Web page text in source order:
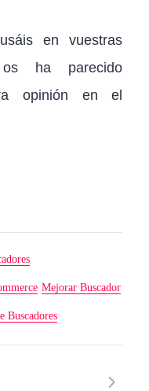
en vuestras
ha parecido
opinión en el
Mejorar Buscador
Buscadores